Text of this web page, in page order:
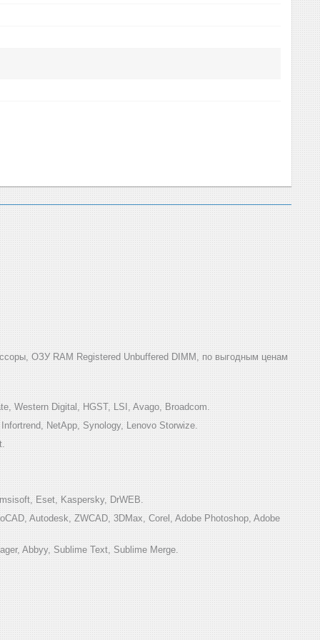
ОЗУ RAM Registered Unbuffered DIMM, по выгодным ценам
Western Digital, HGST, LSI, Avago, Broadcom.
NetApp, Synology, Lenovo Storwize.
Eset, Kaspersky, DrWEB.
Autodesk, ZWCAD, 3DMax, Corel, Adobe Photoshop, Adobe
Abbyy, Sublime Text, Sublime Merge.